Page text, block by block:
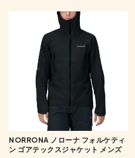
NORRONA ノローナ フォルケティ
ン ゴアテックスジャケット メンズ